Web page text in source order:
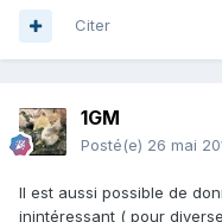
Citer
1GM
Posté(e) 26 mai
Il est aussi possible de
inintéressant ( pour